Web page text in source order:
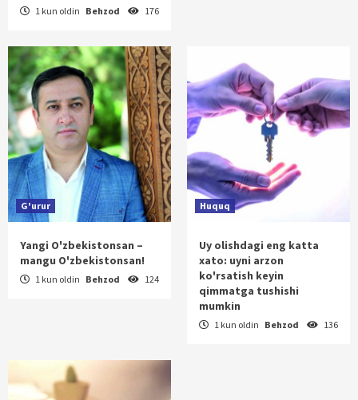
1 kun oldin Behzod 176
G'urur
Yangi O'zbekistonsan –
mangu O'zbekistonsan!
1 kun oldin Behzod 124
Huquq
Uy olishdagi eng katta
xato: uyni arzon
ko'rsatish keyin
qimmatga tushishi
mumkin
1 kun oldin Behzod 136